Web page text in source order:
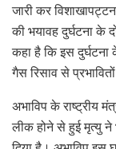
जारी कर
की भयावह दुर्घटना के
कहा है कि इस दुर्घटना
गैस रिसाव से
अभाविप के राष्ट्रीय
लीक होने से हुई मृत्यु ने